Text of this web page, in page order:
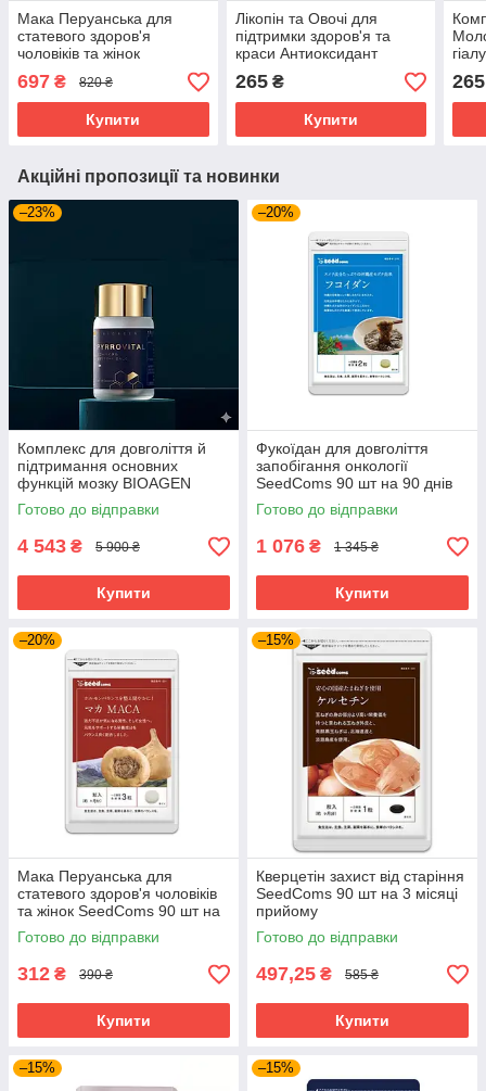
Мака Перуанська для
статевого здоров'я
чоловіків та жінок
SeedComs 270 шт на 3
місяці прийому
697 ₴ 820 ₴
Купити
Лікопін та Овочі для
підтримки здоров'я та
краси Антиоксидант
Seedcoms 30 капсул на 1
місяць прийому
265₴
Купити
265
Акційні пропозиції та новинки
–23%
Комплекс для довголіття й
підтримання основних
функцій мозку BIOAGEN
PYRROVITAL NMN 60 капсул
на 30 днів приймання
Готово до відправки
4 543 ₴ 5 900 ₴
Купити
–20%
Фукоїдан для довголіття
запобігання онкології
SeedComs 90 шт на 90 днів
Готово до відправки
1 076 ₴ 1 345 ₴
Купити
–20%
Мака Перуанська для
статевого здоров'я чоловіків
та жінок SeedComs 90 шт на
1 місяць прийому
Готово до відправки
312 ₴ 390 ₴
Купити
–15%
Кверцетін захист від старіння
SeedComs 90 шт на 3 місяці
прийому
Готово до відправки
497,25 ₴ 585 ₴
Купити
–15% –15%